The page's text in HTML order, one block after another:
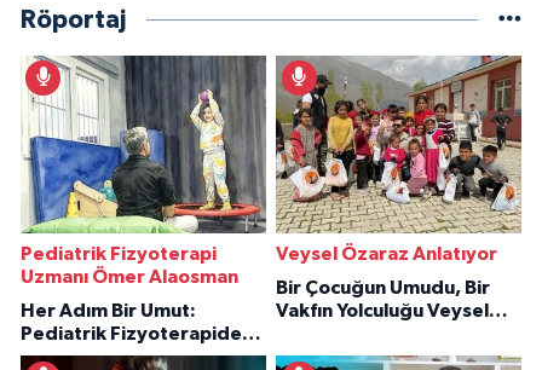
Röportaj
Pediatrik Fizyoterapi
Uzmanı Ömer Alaosman
Her Adım Bir Umut:
Pediatrik Fizyoterapiden
İlham Veren Hikâyeler
Veysel Özaraz Anlatıyor
Bir Çocuğun Umudu, Bir
Vakfın Yolculuğu Veysel